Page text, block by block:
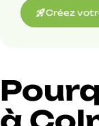
rocket_launchCréez